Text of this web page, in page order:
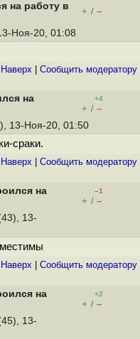
на работу в
+ / –
Ноя-20, 01:08
Наверх Cообщить модератору
на
+4
+ / –
13-Ноя-20, 01:50
сраки.
Наверх Cообщить модератору
на
–1
+ / –
13-
Наверх Cообщить модератору
на
+2
+ / –
13-